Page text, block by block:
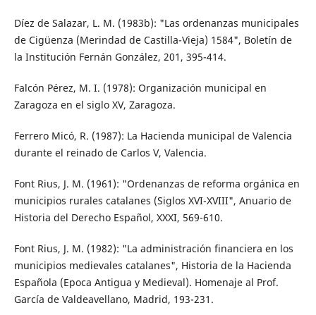
Díez de Salazar, L. M. (1983b): "Las ordenanzas municipales
de Cigüenza (Merindad de Castilla-Vieja) 1584", Boletín de
la Institución Fernán González, 201, 395-414.
Falcón Pérez, M. I. (1978): Organización municipal en
Zaragoza en el siglo XV, Zaragoza.
Ferrero Micó, R. (1987): La Hacienda municipal de Valencia
durante el reinado de Carlos V, Valencia.
Font Rius, J. M. (1961): "Ordenanzas de reforma orgánica en
municipios rurales catalanes (Siglos XVI-XVIII", Anuario de
Historia del Derecho Español, XXXI, 569-610.
Font Rius, J. M. (1982): "La administración financiera en los
municipios medievales catalanes", Historia de la Hacienda
Española (Epoca Antigua y Medieval). Homenaje al Prof.
García de Valdeavellano, Madrid, 193-231.